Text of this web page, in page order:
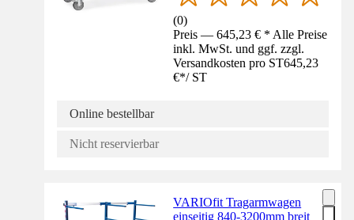
(0)
Preis — 645,23 € * Alle Preise
inkl. MwSt. und ggf. zzgl.
Versandkosten pro ST645,23
€*/ ST
Online bestellbar
Nicht reservierbar
VARIOfit Tragarmwagen
einseitig 840-3200mm breit